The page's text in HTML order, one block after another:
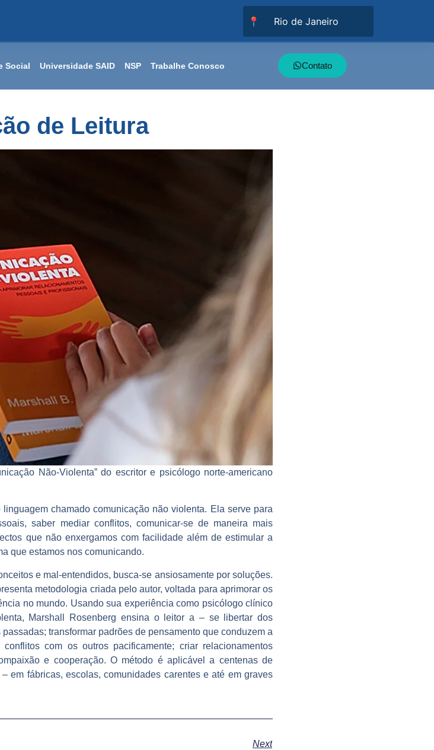
📍
Social Universidade SAID NSP Trabalhe Conosco Contato
de Leitura
Não-Violenta”do escritor e psicólogo norte-americano
chamado comunicação não violenta. Ela serve para
saber mediar conflitos, comunicar-se de maneira mais
que não enxergamos com facilidade além de estimular a
que estamos nos comunicando.
e mal-entendidos, busca-se ansiosamente por soluções.
metodologia criada pelo autor, voltada para aprimorar os
no mundo. Usando sua experiência como psicólogo clínico
Marshall Rosenberg ensina o leitor a – se libertar dos
transformar padrões de pensamento que conduzem a
com os outros pacificamente; criar relacionamentos
e cooperação. O método é aplicável a centenas de
em fábricas, escolas, comunidades carentes e até em graves
Next